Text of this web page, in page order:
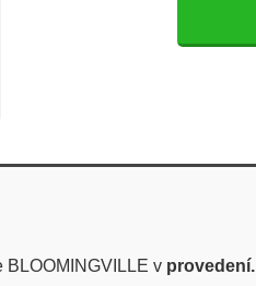
BLOOMINGVILLE v provedení.